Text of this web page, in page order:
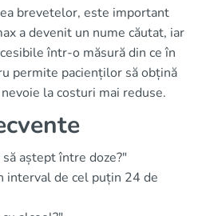
brevetelor, este important
a devenit un nume căutat, iar
într-o măsură din ce în
permite pacienților să obțină
la costuri mai reduse.
aștept între doze?"
interval de cel puțin 24 de